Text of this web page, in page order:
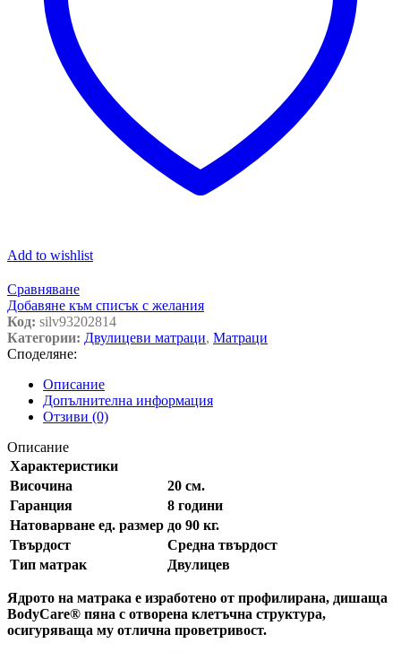
Add to wishlist
Сравняване
Добавяне към списък с желания
Код: silv93202814
Категории: Двулицеви матраци, Матраци
Споделяне:
Описание
Допълнителна информация
Отзиви (0)
Описание
Характеристики
Височина
20 см.
Гаранция
8 години
Натоварване ед. размер до 90 кг.
Твърдост
Средна твърдост
Тип матрак
Двулицев
Ядрото на матрака е изработено от профилирана, дишаща
BodyCare® пяна с отворена клетъчна структура,
осигуряваща му отлична проветривост.